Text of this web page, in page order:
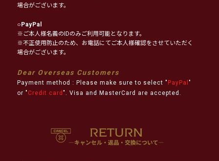
場合がございます。
○PayPal
※ご本人様名義のIDのみご利用可能となります。
※不正使用防止のため、お電話にてご本人様確認をさせていただく
場合がございます。
Dear Overseas Customers
Payment method : Please make sure to select " PayPal "
or " Credit card ". Visa and MasterCard are accepted.